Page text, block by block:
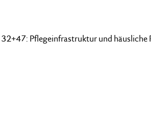
Pflegeinfrastruktur und häusliche